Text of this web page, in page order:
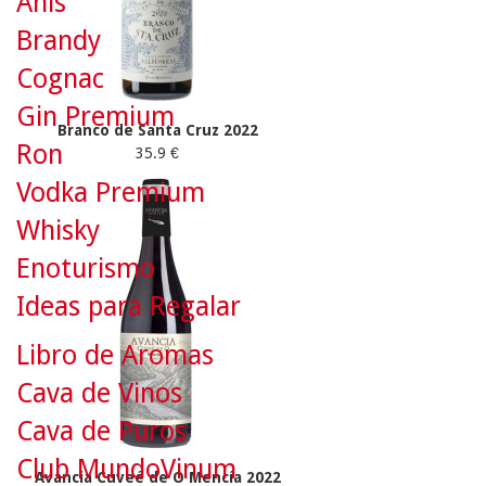
Branco de Santa Cruz 2022
35.9 €
Avancia Cuveé de O Mencía 2022
Brandy
Cognac
Gin Premium
Ron
Vodka Premium
Whisky
Enoturismo
Ideas para Regalar
Libro de Aromas
Cava de Vinos
Cava de Puros
Club MundoVinum